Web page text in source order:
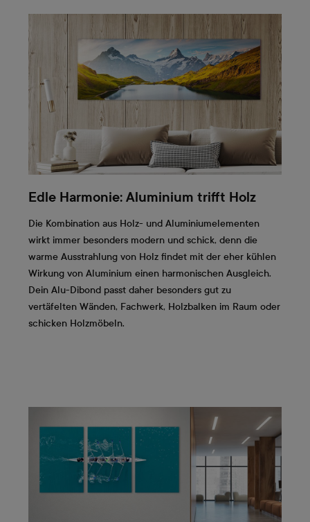
Edle Harmonie: Aluminium trifft Holz
Die Kombination aus Holz- und Aluminiumelementen
wirkt immer besonders modern und schick, denn die
warme Ausstrahlung von Holz findet mit der eher kühlen
Wirkung von Aluminium einen harmonischen Ausgleich.
Dein Alu-Dibond passt daher besonders gut zu
vertäfelten Wänden, Fachwerk, Holzbalken im Raum oder
schicken Holzmöbeln.